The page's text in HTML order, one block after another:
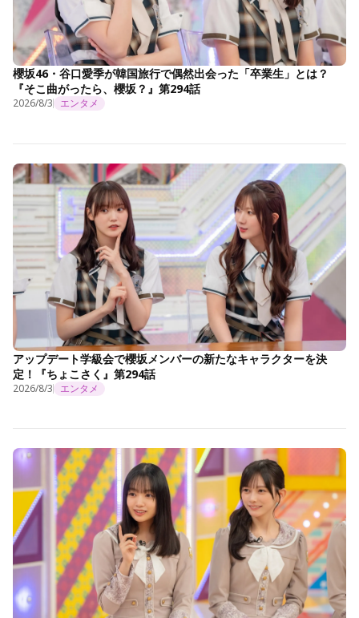
櫻坂46・谷口愛季が韓国旅行で偶然出会った「卒業生」とは？
『そこ曲がったら、櫻坂？』第294話
2026/8/3 エンタメ
アップデート学級会で櫻坂メンバーの新たなキャラクターを決
定！『ちょこさく』第294話
2026/8/3 エンタメ